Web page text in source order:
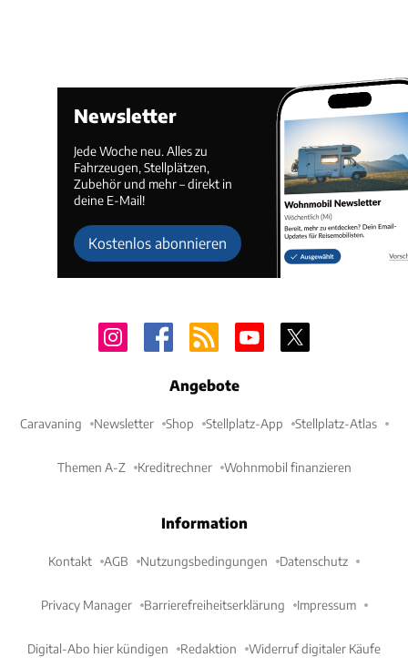
Newsletter
Jede Woche neu. Alles zu
Fahrzeugen, Stellplätzen,
Zubehör und mehr – direkt in
deine E-Mail!
Kostenlos abonnieren
Angebote
Caravaning Newsletter Shop Stellplatz-App Stellplatz-Atlas
Themen A-Z Kreditrechner Wohnmobil finanzieren
Information
Kontakt AGB Nutzungsbedingungen Datenschutz
Privacy Manager Barrierefreiheitserklärung Impressum
Digital-Abo hier kündigen Redaktion Widerruf digitaler Käufe